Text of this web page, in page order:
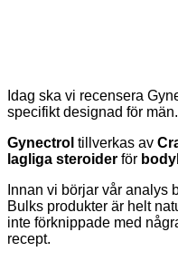
Idag ska vi recensera
specifikt designad för män.
Gynectrol tillverkas av
lagliga steroider för
Innan vi börjar vår analys
Bulks produkter är helt
inte förknippade med
recept.